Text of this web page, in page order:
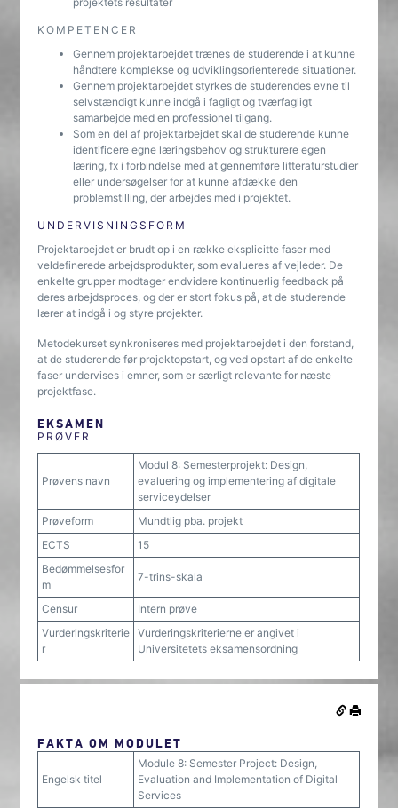
KOMPETENCER
Gennem projektarbejdet trænes de studerende i at kunne
håndtere komplekse og udviklingsorienterede situationer.
Gennem projektarbejdet styrkes de studerendes evne til
selvstændigt kunne indgå i fagligt og tværfagligt
samarbejde med en professionel tilgang.
Som en del af projektarbejdet skal de studerende kunne
identificere egne læringsbehov og strukturere egen
læring, fx i forbindelse med at gennemføre litteraturstudier
eller undersøgelser for at kunne afdække den
problemstilling, der arbejdes med i projektet.
UNDERVISNINGSFORM
Projektarbejdet er brudt op i en række eksplicitte faser med
veldefinerede arbejdsprodukter, som evalueres af vejleder. De
enkelte grupper modtager endvidere kontinuerlig feedback på
deres arbejdsproces, og der er stort fokus på, at de studerende
lærer at indgå i og styre projekter.
Metodekurset synkroniseres med projektarbejdet i den forstand,
at de studerende før projektopstart, og ved opstart af de enkelte
faser undervises i emner, som er særligt relevante for næste
projektfase.
EKSAMEN
PRØVER
Prøvens navn
Modul 8: Semesterprojekt: Design,
evaluering og implementering af digitale
serviceydelser
Prøveform
Mundtlig pba. projekt
ECTS
15
Bedømmelsesfor
m
7-trins-skala
Censur
Intern prøve
Vurderingskriterie
r
Vurderingskriterierne er angivet i
Universitetets eksamensordning
FAKTA OM MODULET
Engelsk titel
Module 8: Semester Project: Design,
Evaluation and Implementation of Digital
Services